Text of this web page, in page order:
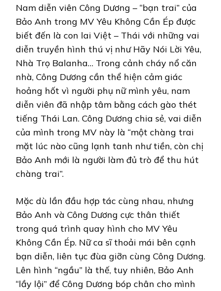
Nam diễn viên Công Dương – “bạn trai” của
Bảo Anh trong MV Yêu Không Cần Ép được
biết đến là con lai Việt – Thái với những vai
diễn truyền hình thú vị như Hãy Nói Lời Yêu,
Nhà Trọ Balanha… Trong cảnh cháy nổ căn
nhà, Công Dương cần thể hiện cảm giác
hoảng hốt vì người phụ nữ mình yêu, nam
diễn viên đã nhập tâm bằng cách gào thét
tiếng Thái Lan. Công Dương chia sẻ, vai diễn
của mình trong MV này là “một chàng trai
mặt lúc nào cũng lạnh tanh như tiền, còn chị
Bảo Anh mới là người làm đủ trò để thu hút
chàng trai”.
Mặc dù lần đầu hợp tác cùng nhau, nhưng
Bảo Anh và Công Dương cực thân thiết
trong quá trình quay hình cho MV Yêu
Không Cần Ép. Nữ ca sĩ thoải mái bên cạnh
bạn diễn, liên tục đùa giỡn cùng Công Dương.
Lên hình “ngầu” là thế, tuy nhiên, Bảo Anh
“lầy lội” để Công Dương bóp chân cho mình